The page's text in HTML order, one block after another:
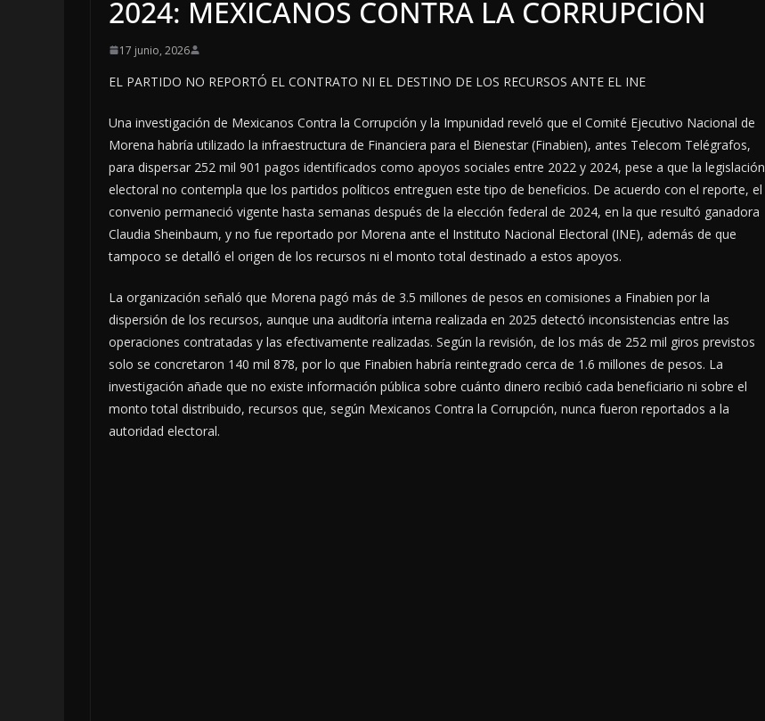
2024: MEXICANOS CONTRA LA CORRUPCIÓN
17 junio, 2026
EL PARTIDO NO REPORTÓ EL CONTRATO NI EL DESTINO DE LOS RECURSOS ANTE EL INE
Una investigación de Mexicanos Contra la Corrupción y la Impunidad reveló que el Comité Ejecutivo Nacional de
Morena habría utilizado la infraestructura de Financiera para el Bienestar (Finabien), antes Telecom Telégrafos,
para dispersar 252 mil 901 pagos identificados como apoyos sociales entre 2022 y 2024, pese a que la legislación
electoral no contempla que los partidos políticos entreguen este tipo de beneficios. De acuerdo con el reporte, el
convenio permaneció vigente hasta semanas después de la elección federal de 2024, en la que resultó ganadora
Claudia Sheinbaum, y no fue reportado por Morena ante el Instituto Nacional Electoral (INE), además de que
tampoco se detalló el origen de los recursos ni el monto total destinado a estos apoyos.
La organización señaló que Morena pagó más de 3.5 millones de pesos en comisiones a Finabien por la
dispersión de los recursos, aunque una auditoría interna realizada en 2025 detectó inconsistencias entre las
operaciones contratadas y las efectivamente realizadas. Según la revisión, de los más de 252 mil giros previstos
solo se concretaron 140 mil 878, por lo que Finabien habría reintegrado cerca de 1.6 millones de pesos. La
investigación añade que no existe información pública sobre cuánto dinero recibió cada beneficiario ni sobre el
monto total distribuido, recursos que, según Mexicanos Contra la Corrupción, nunca fueron reportados a la
autoridad electoral.